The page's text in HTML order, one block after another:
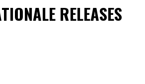
RELEASES